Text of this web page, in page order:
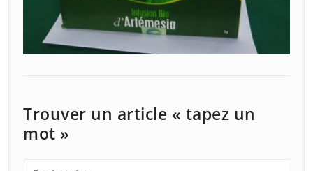
Trouver un article « tapez un
mot »